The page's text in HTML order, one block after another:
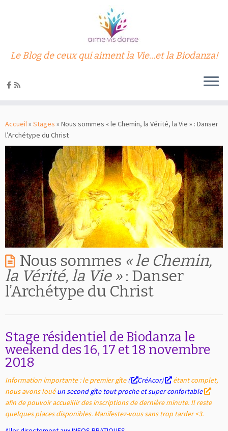
au
contenu
Le Blog de ceux qui aiment la Vie…et la Biodanza!
Accueil» Stages » Nous sommes « le Chemin, la Vérité, la Vie » : Danser
l’Archétype du Christ
Nous sommes « le Chemin,
la Vérité, la Vie »: Danser
l’Archétype du Christ
Stage résidentiel de Biodanza le
weekend des 16, 17 et 18 novembre
2018
Information importante : le premier gîte( CréAcor)
étant complet,
nous avons louéun second gîte tout proche et super confortable
afin de pouvoir accueillir des inscriptions de dernière minute. Il reste
quelques places disponibles. Manifestez-vous sans trop tarder <3.